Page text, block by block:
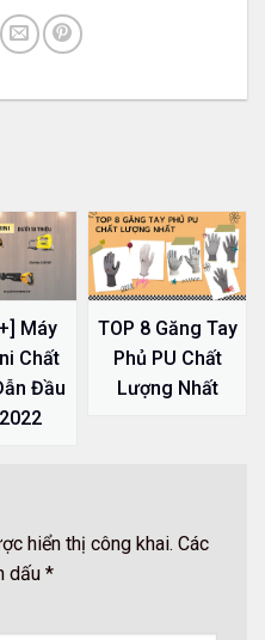
Máy
Chất
Đầu
TOP 8 Găng Tay
Phủ PU Chất
Lượng Nhất
hiển thị công khai. Các
dấu *